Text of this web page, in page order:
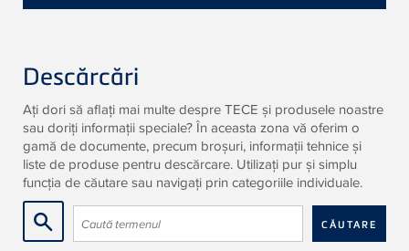
Descărcări
Ați dori să aflați mai multe despre TECE și produsele noastre
sau doriți informații speciale? În aceasta zona vă oferim o
gamă de documente, precum broșuri, informații tehnice și
liste de produse pentru descărcare. Utilizați pur și simplu
funcția de căutare sau navigați prin categoriile individuale.